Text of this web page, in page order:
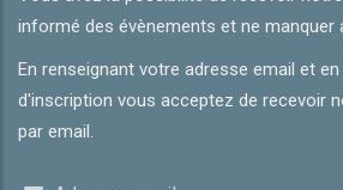
informé des évènements et ne manquer
En renseignant votre adresse email et
d'inscription vous acceptez de recevoir
par email.